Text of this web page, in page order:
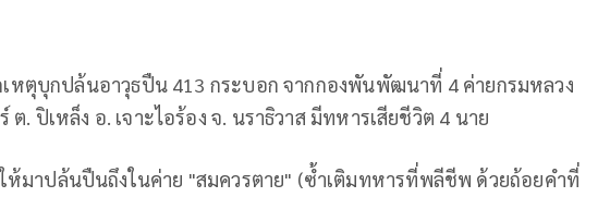
เหตุบุกปล้นอาวุธปืน 413 กระบอก จากกองพันพัฒนาที่ 4 ค่ายกรมหลวง
ต. ปิเหล็ง อ. เจาะไอร้อง จ. นราธิวาส มีทหารเสียชีวิต 4 นาย
มาปล้นปืนถึงในค่าย "สมควรตาย" (ซ้ำเติมทหารที่พลีชีพ ด้วยถ้อยคำที่